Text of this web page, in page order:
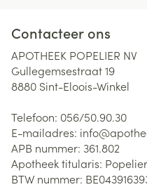
Contacteer ons
APOTHEEK POPELIER NV
Gullegemsestraat 19
8880 Sint-Eloois-Winkel
Telefoon: 056/50.90.30
E-mailadres: info@
APB nummer: 361.802
Apotheek titularis:
BTW nummer: